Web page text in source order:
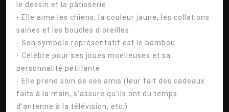
le dessin et la pâtisserie
- Elle aime les chiens, la couleur jaune, les collations
saines et les boucles d'oreilles
- Son symbole représentatif est le bambou
- Célèbre pour ses joues moelleuses et sa
personnalité pétillante
- Elle prend soin de ses amis (leur fait des cadeaux
faits à la main, s'assure qu'ils ont du temps
d'antenne à la télévision, etc.)